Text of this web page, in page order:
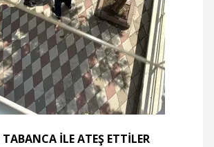
İLE ATEŞ ETTİLER